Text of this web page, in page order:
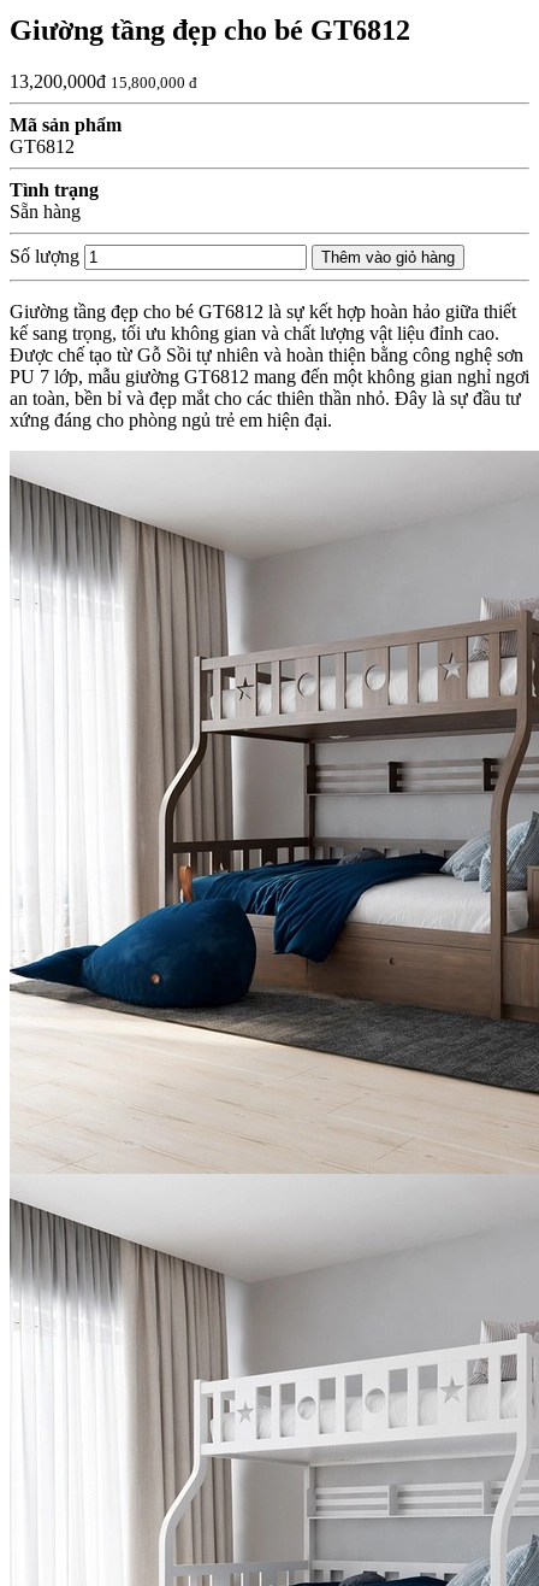
Giường tầng đẹp cho bé GT6812
13,200,000đ 15,800,000 đ
Mã sản phẩm
GT6812
Tình trạng
Sẵn hàng
Số lượng Thêm vào giỏ hàng
Giường tầng đẹp cho bé GT6812 là sự kết hợp hoàn hảo giữa thiết
kế sang trọng, tối ưu không gian và chất lượng vật liệu đỉnh cao.
Được chế tạo từ Gỗ Sồi tự nhiên và hoàn thiện bằng công nghệ sơn
PU 7 lớp, mẫu giường GT6812 mang đến một không gian nghỉ ngơi
an toàn, bền bỉ và đẹp mắt cho các thiên thần nhỏ. Đây là sự đầu tư
xứng đáng cho phòng ngủ trẻ em hiện đại.